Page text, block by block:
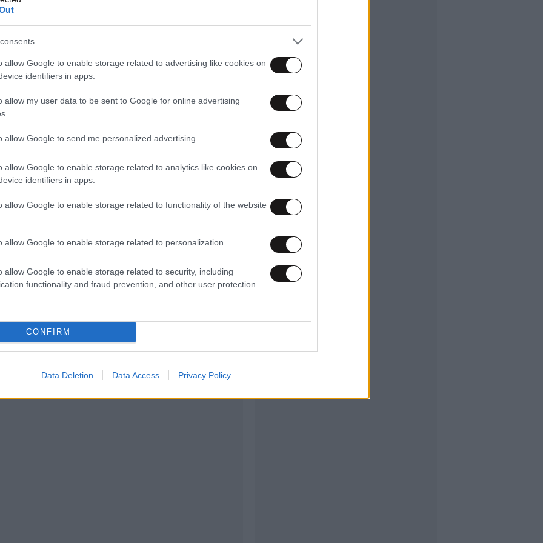
allow Google to enable storage related to advertising like cookies on
identifiers in apps.
allow my user data to be sent to Google for online advertising
allow Google to send me personalized advertising.
allow Google to enable storage related to analytics like cookies on
identifiers in apps.
allow Google to enable storage related to functionality of the website
allow Google to enable storage related to personalization.
allow Google to enable storage related to security, including
functionality and fraud prevention, and other user protection.
CONFIRM
Data Deletion Data Access Privacy Policy
B πρόσθεσε μακριά βελούδινα opera γάντια,
όλων, ένα αληθινό μαύρο κοράκι, που
πόζαρε στους φωτογράφους στο Petit Palais.
φωνάζουν, εκείνη τους ζήτησε να κάνουν
Μάλιστα, αστειεύτηκε λέγοντας πως το
Δε νομίζουμε ότι το κοράκι θα είχε την ίδια